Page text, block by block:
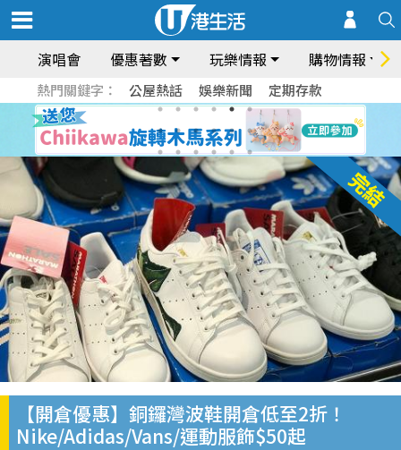
演唱會 優惠著數 玩樂情報 購物情報
熱門關鍵字： 公屋熱話 娛樂新聞 定期存款
【開倉優惠】銅鑼灣波鞋開倉低至2折！
Nike/Adidas/Vans/運動服飾$50起